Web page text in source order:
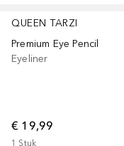
QUEEN TARZI
Premium Eye Pencil
Eyeliner
€ 19,99
1 Stuk